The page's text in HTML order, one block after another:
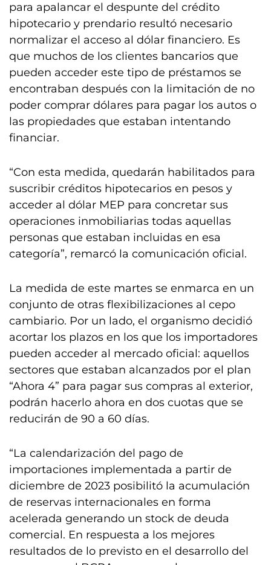
para apalancar el despunte del crédito
hipotecario y prendario resultó necesario
normalizar el acceso al dólar financiero. Es
que muchos de los clientes bancarios que
pueden acceder este tipo de préstamos se
encontraban después con la limitación de no
poder comprar dólares para pagar los autos o
las propiedades que estaban intentando
financiar.
“Con esta medida, quedarán habilitados para
suscribir créditos hipotecarios en pesos y
acceder al dólar MEP para concretar sus
operaciones inmobiliarias todas aquellas
personas que estaban incluidas en esa
categoría”, remarcó la comunicación oficial.
La medida de este martes se enmarca en un
conjunto de otras flexibilizaciones al cepo
cambiario. Por un lado, el organismo decidió
acortar los plazos en los que los importadores
pueden acceder al mercado oficial: aquellos
sectores que estaban alcanzados por el plan
“Ahora 4” para pagar sus compras al exterior,
podrán hacerlo ahora en dos cuotas que se
reducirán de 90 a 60 días.
“La calendarización del pago de
importaciones implementada a partir de
diciembre de 2023 posibilitó la acumulación
de reservas internacionales en forma
acelerada generando un stock de deuda
comercial. En respuesta a los mejores
resultados de lo previsto en el desarrollo del